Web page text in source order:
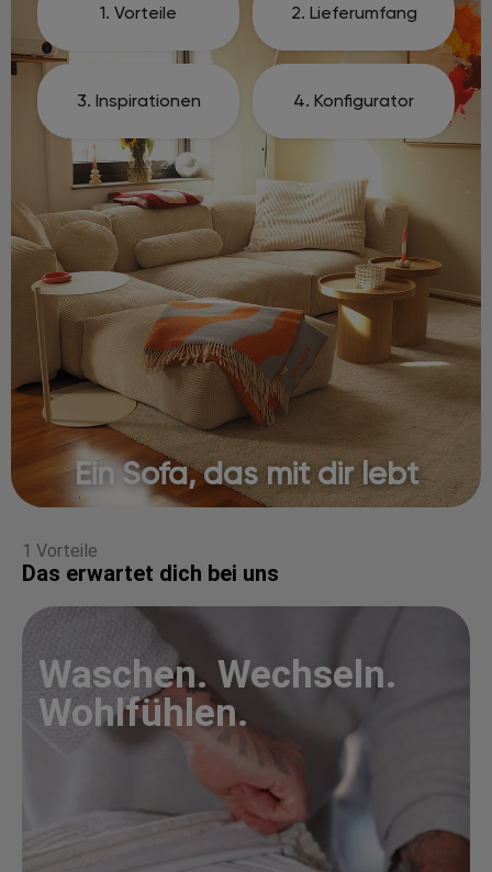
1. Vorteile 2. Lieferumfang
3. Inspirationen 4. Konfigurator
Ein Sofa, das mit dir lebt
1 Vorteile
Das erwartet dich bei uns
Waschen. Wechseln.
Wohlfühlen.